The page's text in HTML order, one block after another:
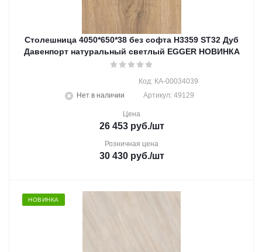
Столешница 4050*650*38 без софта H3359 ST32 Дуб
Давенпорт натуральный светлый EGGER НОВИНКА
Нет в наличии
Код: КА-00034039
Артикул: 49129
Цена
26 453руб./шт
Розничная цена
30 430руб./шт
НОВИНКА